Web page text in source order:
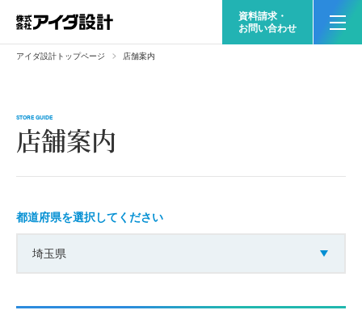
資料請求・
お問い合わせ
アイダ設計トップページ 店舗案内
店舗案内
STORE GUIDE
都道府県を選択してください
埼玉県